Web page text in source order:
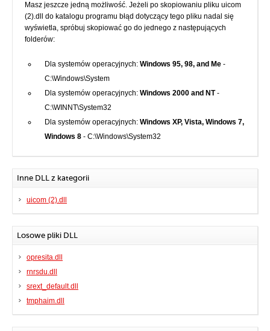
Masz jeszcze jedną możliwość. Jeżeli po skopiowaniu pliku uicom
(2).dll do katalogu programu błąd dotyczący tego pliku nadal się
wyświetla, spróbuj skopiować go do jednego z następujących
folderów:
Dla systemów operacyjnych: Windows 95, 98, and Me -
C:\Windows\System
Dla systemów operacyjnych: Windows 2000 and NT-
C:\WINNT\System32
Dla systemów operacyjnych: Windows XP, Vista, Windows 7,
Windows 8 - C:\Windows\System32
Inne DLL z kategorii
uicom (2).dll
Losowe pliki DLL
opresita.dll
rnrsdu.dll
srext_default.dll
tmphaim.dll